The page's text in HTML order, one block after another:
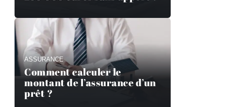
ASSURANCE
Comment calculer le
montant de l’assurance d’un
prêt ?